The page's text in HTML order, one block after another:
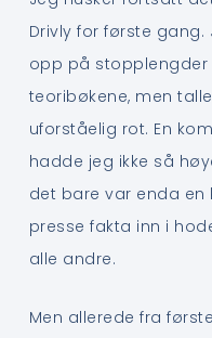
Drivly for første
opp på stopplengder
teoribøkene, men
uforståelig rot. En
hadde jeg ikke så
det bare var enda
presse fakta inn i
alle andre.
Men allerede fra